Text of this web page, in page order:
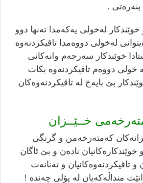
.
لەخولی یەکەمدا تەنها دوو
لەخولی دووەمدا تاقیکردنەوە
خوێندکار سەرجەم وانەکانی
دووەم تاقیکردنەوە بکات
بێ بایەخ لە تاقیکردنەوەکان
خــێــزان
کەمتەرخەمن و گرنگی
خوێندکارەکانیان نادەن و بێ ئاگان
تاقیکردنەوەکانیان و تەنانەت
منداڵەکەیان لە پۆلی چەندە !